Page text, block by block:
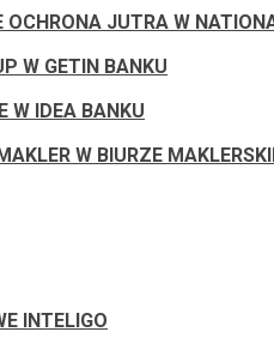
OCHRONA JUTRA W
W GETIN BANKU
W IDEA BANKU
W BIURZE
INTELIGO